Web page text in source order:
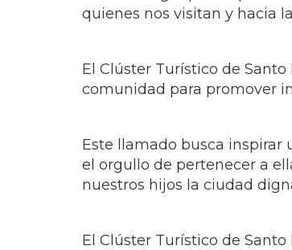
quienes nos visitan y hacia
El Clúster Turístico de
comunidad para promover
Este llamado busca inspirar
el orgullo de pertenecer a
nuestros hijos la ciudad
El Clúster Turístico de